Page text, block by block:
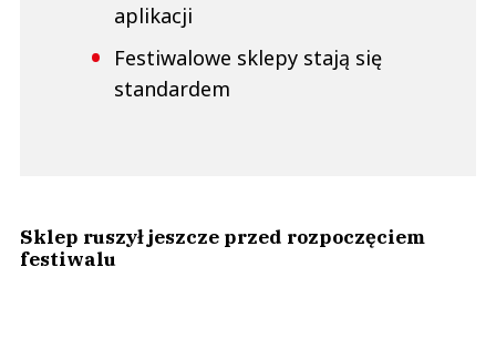
aplikacji
Festiwalowe sklepy stają się
standardem
Sklep ruszył jeszcze przed rozpoczęciem
festiwalu